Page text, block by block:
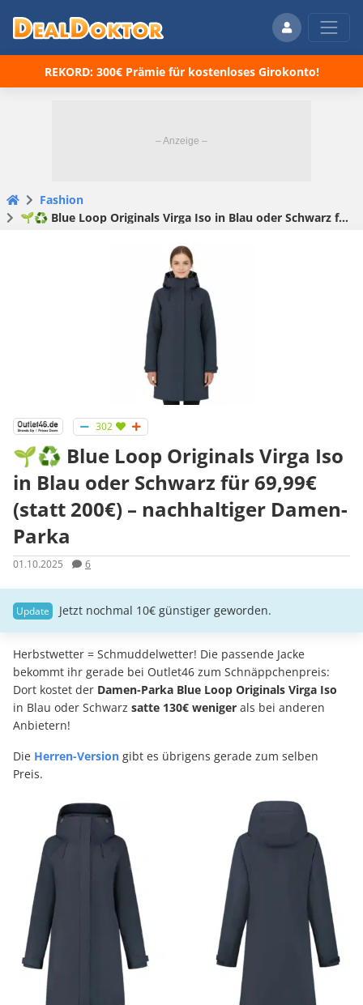
REKORD: 300€ Prämie für kostenloses Girokonto!
Fashion
🌱♻️ Blue Loop Originals Virga Iso in Blau oder Schwarz für 69,99€ (statt 200€) – nachhaltiger Damen-Parka
302
🌱♻️ Blue Loop Originals Virga Iso
in Blau oder Schwarz für 69,99€
(statt 200€) – nachhaltiger Damen-
Parka
01.10.2025 6
Jetzt nochmal 10€ günstiger geworden.
Herbstwetter = Schmuddelwetter! Die passende Jacke
bekommt ihr gerade bei Outlet46 zum Schnäppchenpreis:
Dort kostet der Damen-Parka Blue Loop Originals Virga Iso
in Blau oder Schwarz satte 130€ weniger als bei anderen
Anbietern!
Die Herren-Version gibt es übrigens gerade zum selben
Preis.